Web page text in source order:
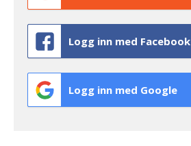
Logg inn med Facebook
Logg inn med Google